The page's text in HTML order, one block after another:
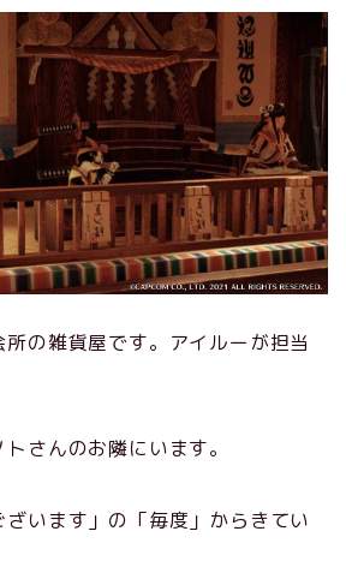
の雑貨屋です。アイルーが担当
さんのお隣にいます。
ざいます」の「毎度」からきてい